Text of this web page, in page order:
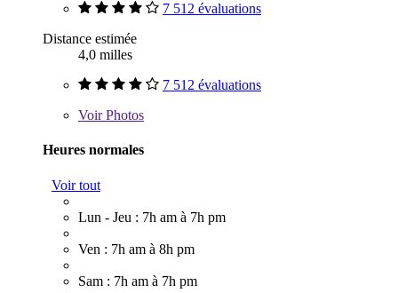
7 512 évaluations
Distance estimée
4,0 milles
7 512 évaluations
VoirPhotos
Heures normales
Voir tout
Lun - Jeu : 7h am à 7h pm
Ven : 7h am à 8h pm
Sam : 7h am à 7h pm